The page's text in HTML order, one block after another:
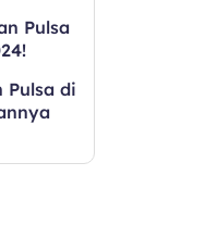
Pulsa
Pulsa di